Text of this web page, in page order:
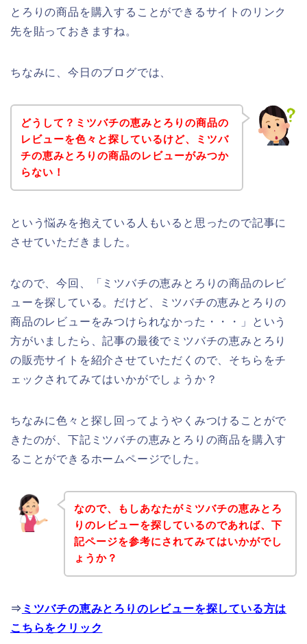
とろりの商品を購入することができるサイトのリンク
先を貼っておきますね。
ちなみに、今日のブログでは、
どうして？ミツバチの恵みとろりの商品の
レビューを色々と探しているけど、ミツバ
チの恵みとろりの商品のレビューがみつか
らない！
という悩みを抱えている人もいると思ったので記事に
させていただきました。
なので、今回、「ミツバチの恵みとろりの商品のレビ
ューを探している。だけど、ミツバチの恵みとろりの
商品のレビューをみつけられなかった・・・」という
方がいましたら、記事の最後でミツバチの恵みとろり
の販売サイトを紹介させていただくので、そちらをチ
ェックされてみてはいかがでしょうか？
ちなみに色々と探し回ってようやくみつけることがで
きたのが、下記ミツバチの恵みとろりの商品を購入す
ることができるホームページでした。
なので、もしあなたがミツバチの恵みとろ
りのレビューを探しているのであれば、下
記ページを参考にされてみてはいかがでし
ょうか？
⇒ ミツバチの恵みとろりのレビューを探している方は
こちらをクリック